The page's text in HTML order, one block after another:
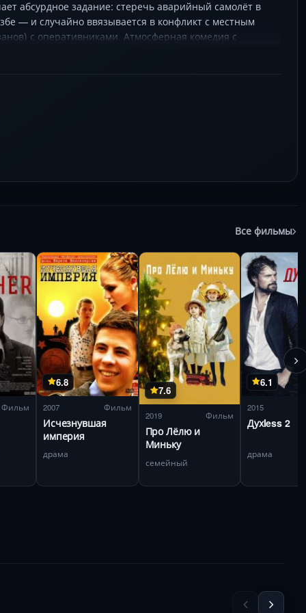
абсурдное задание: стеречь аварийный самолёт в
— и случайно ввязывается в конфликт с местным
с оперативниками. Атмосферная комедия с
картошки с помидорами, и пьяные
Все фильмы
Фильм
6.8
2007 Фильм
Исчезнувшая
империя
драма
7.6
2019 Фильм
Про Лёлю и
Миньку
семейный
6.1
2015
Духless 2
драма